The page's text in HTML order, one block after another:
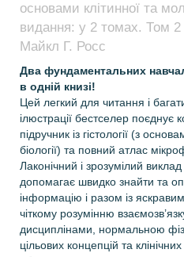
основами клітинної та
видання: у 2 томах. Том
Майкл Г. Росс
Два фундаментальних
в одній книзі!
Цей легкий для читання і
ілюстрації бестселер поєднує
підручник із гістології (з
біології) та повний атлас
Лаконічний і зрозумілий
допомагає швидко знайти та
інформацію і разом із
чіткому розумінню
дисциплінами, нормальною
цільових концепцій та